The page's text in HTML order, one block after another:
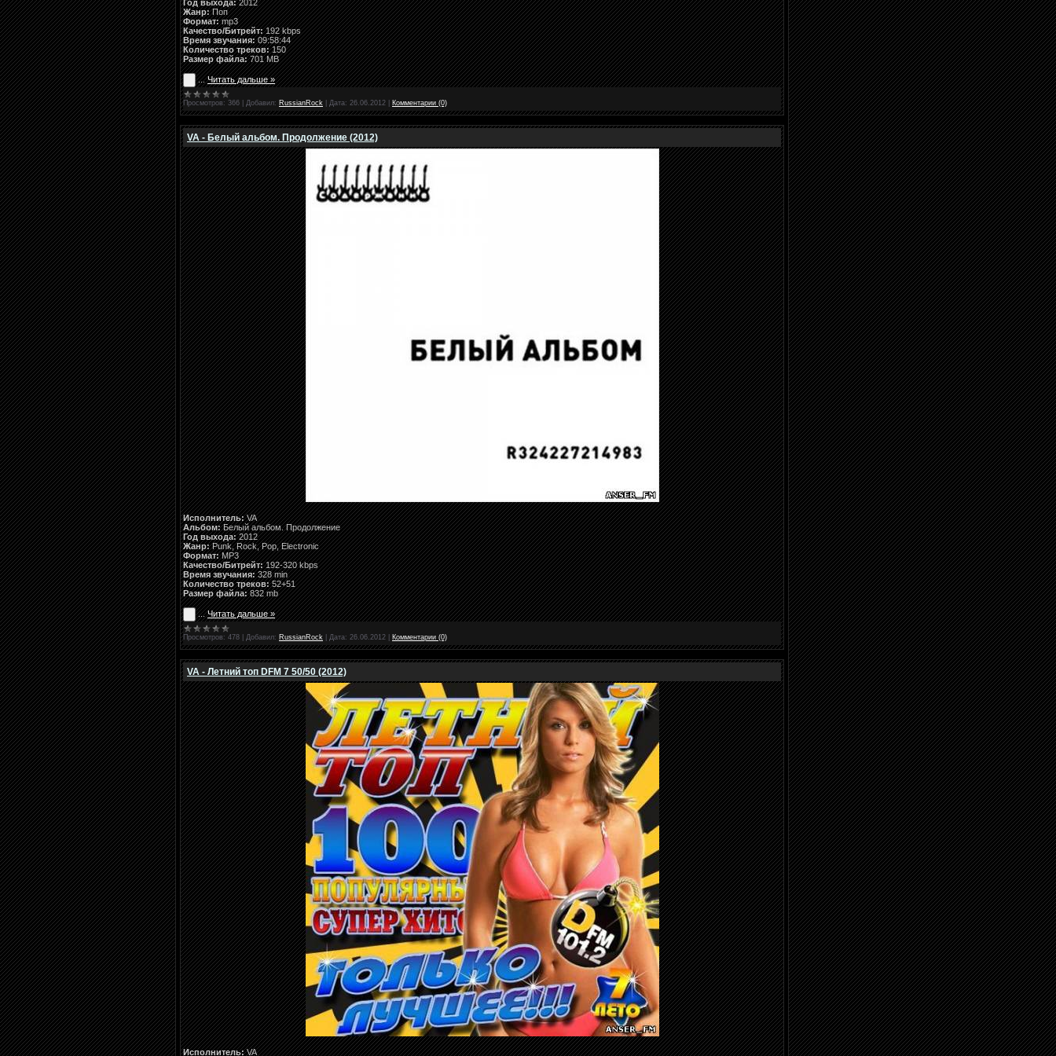
Год выхода:2012
Жанр:Поп
Формат:mp3
Качество/Битрейт:192 kbps
Время звучания:09:58:44
Количество треков:150
Размер файла:701 MB
...Читать дальше »
Просмотров: 366 Добавил: RussianRock Дата: 26.06.2012 Комментарии (0)
VA - Белый альбом. Продолжение (2012)
Исполнитель:VA
Альбом:Белый альбом. Продолжение
Год выхода:2012
Жанр:Punk, Rock, Pop, Electronic
Формат:MP3
Качество/Битрейт:192-320 kbps
Время звучания:328 min
Количество треков:52+51
Размер файла:832 mb
...Читать дальше »
Просмотров: 478 Добавил: RussianRock Дата: 26.06.2012 Комментарии (0)
VA - Летний топ DFM 7 50/50 (2012)
Исполнитель:VA